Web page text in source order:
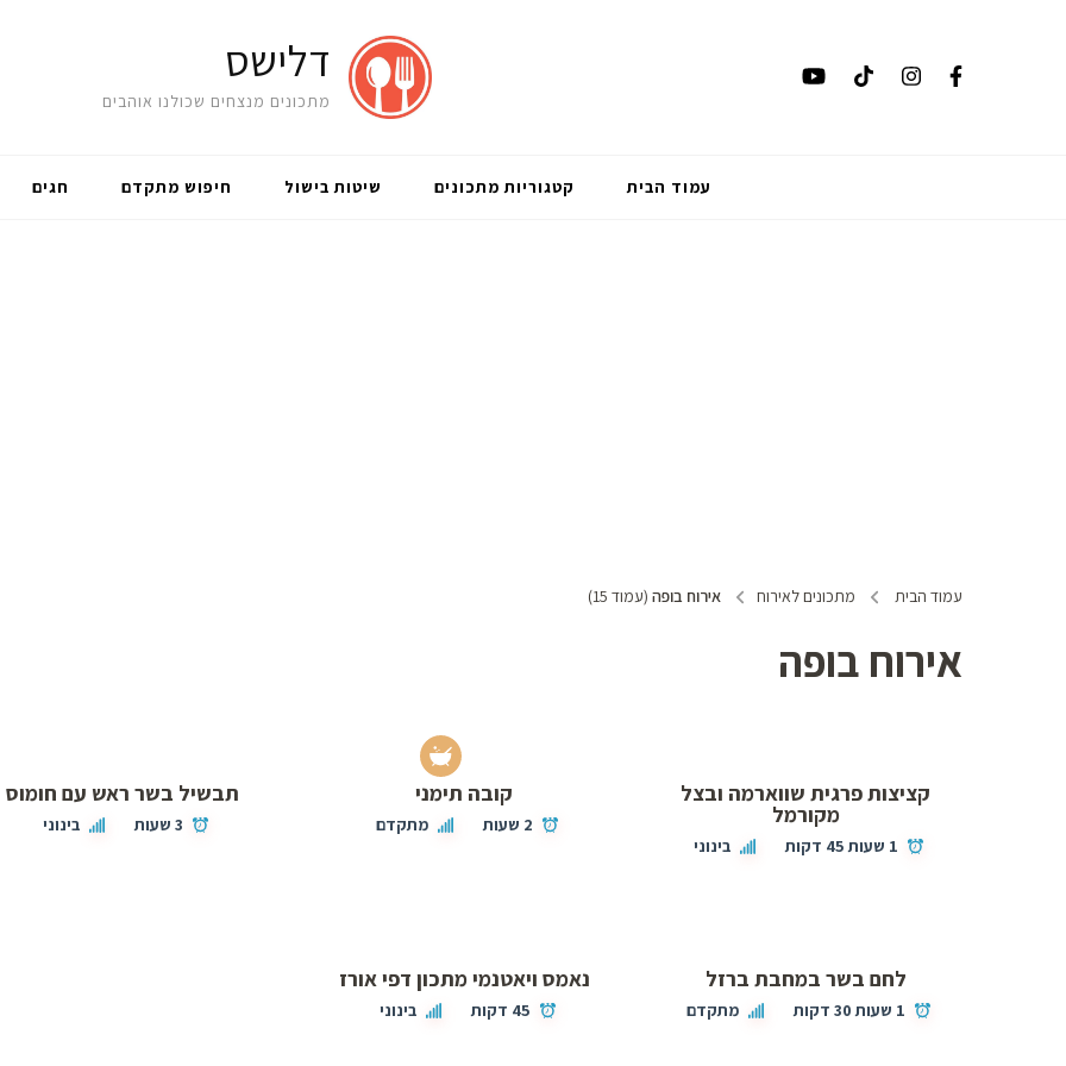
דלישס
מתכונים מנצחים שכולנו אוהבים
עמוד הבית קטגוריות מתכונים שיטות בישול חיפוש מתקדם חגים
עמוד הבית מתכונים לאירוח אירוח בופה (עמוד 15)
אירוח בופה
קציצות פרגית שווארמה ובצל
מקורמל
1 שעות 45 דקות בינוני
קובה תימני
2 שעות מתקדם
תבשיל בשר ראש עם חומוס
3 שעות בינוני
לחם בשר במחבת ברזל
1 שעות 30 דקות מתקדם
נאמס ויאטנמי מתכון דפי אורז
45 דקות בינוני